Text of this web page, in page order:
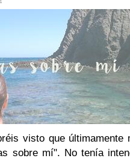
visto que últimamente
sobre mí". No tenía